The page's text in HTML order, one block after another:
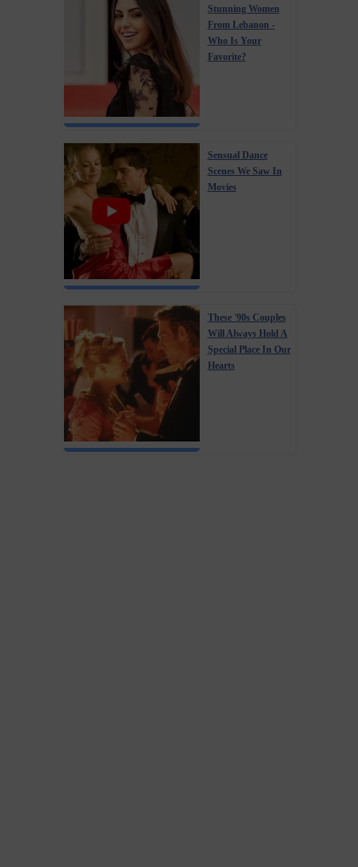
Stunning Women
From Lebanon -
Who Is Your
Favorite?
Sensual Dance
Scenes We Saw In
Movies
These '90s Couples
Will Always Hold A
Special Place In Our
Hearts